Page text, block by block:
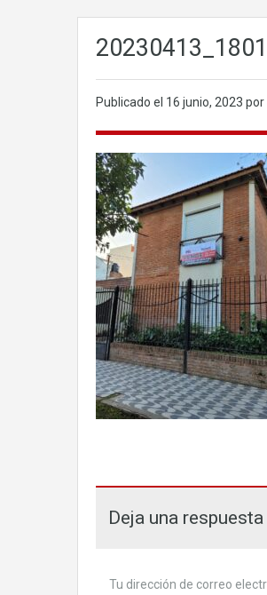
Publicado el 16 junio, 2023 por
Deja una respuesta
Tu dirección de correo